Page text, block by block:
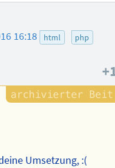
16:18 html
php
Umsetzung, :(